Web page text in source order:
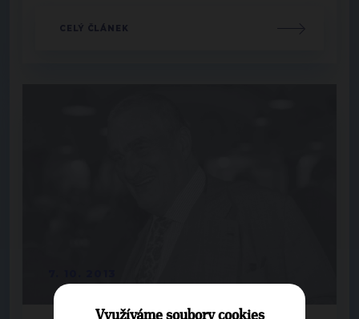
CELÝ ČLÁNEK
Využíváme soubory cookies